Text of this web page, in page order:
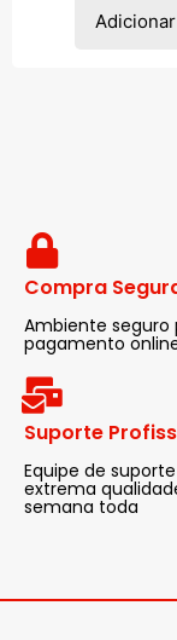
Adicionar
Compra
Ambiente seguro
pagamento
Suporte
Equipe de
extrema
semana toda